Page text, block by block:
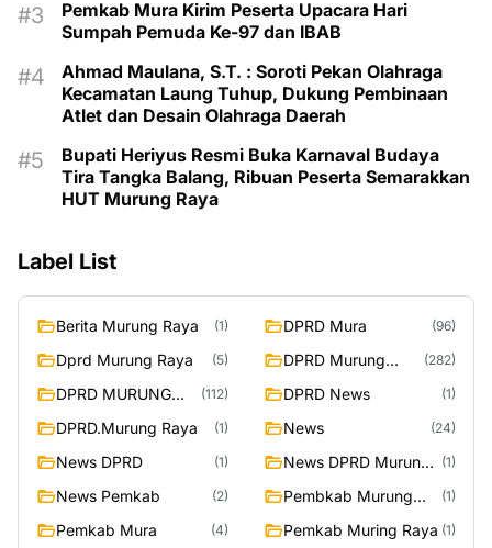
Pemkab Mura Kirim Peserta Upacara Hari
Sumpah Pemuda Ke-97 dan IBAB
Ahmad Maulana, S.T. : Soroti Pekan Olahraga
Kecamatan Laung Tuhup, Dukung Pembinaan
Atlet dan Desain Olahraga Daerah
Bupati Heriyus Resmi Buka Karnaval Budaya
Tira Tangka Balang, Ribuan Peserta Semarakkan
HUT Murung Raya
Label List
Berita Murung Raya (1) DPRD Mura (96)
Dprd Murung Raya (5)
DPRD Murung
(282)
DPRD MURUNG
(112) DPRD News (1)
DPRD.Murung Raya (1) News (24)
News DPRD (1)
News DPRD Murung
(1)
News Pemkab (2)
Pembkab Murung
(1)
Pemkab Mura (4) Pemkab Muring Raya (1)